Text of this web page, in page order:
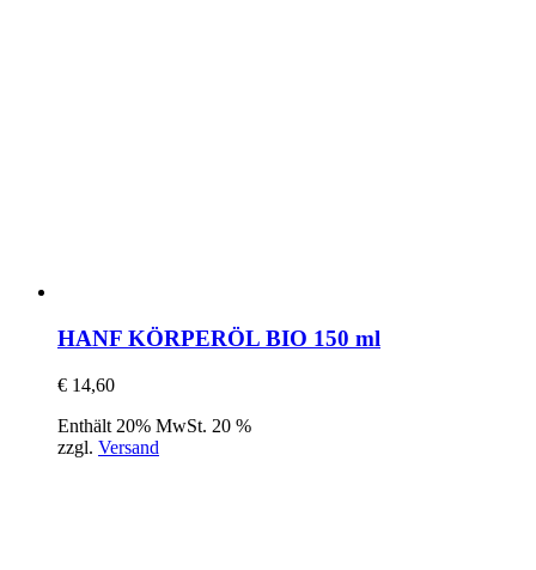
HANF KÖRPERÖL BIO 150 ml
€ 14,60
Enthält 20% MwSt. 20 %
zzgl. Versand